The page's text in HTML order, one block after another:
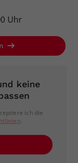
Uhr
keine
ich die
.